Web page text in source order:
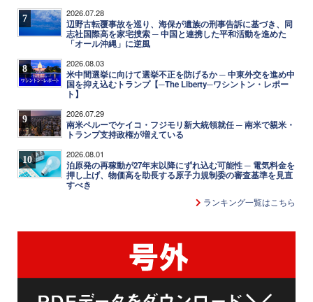
7 2026.07.28
辺野古転覆事故を巡り、海保が遺族の刑事告訴に基づき、同
志社国際高を家宅捜索 ─ 中国と連携した平和活動を進めた
「オール沖縄」に逆風
8 2026.08.03
米中間選挙に向けて選挙不正を防げるか ─ 中東外交を進め中
国を抑え込むトランプ【─The Liberty─ワシントン・レポー
ト】
9 2026.07.29
南米ペルーでケイコ・フジモリ新大統領就任 ─ 南米で親米・
トランプ支持政権が増えている
10 2026.08.01
泊原発の再稼動が27年末以降にずれ込む可能性 ─ 電気料金を
押し上げ、物価高を助長する原子力規制委の審査基準を見直
すべき
ランキング一覧はこちら